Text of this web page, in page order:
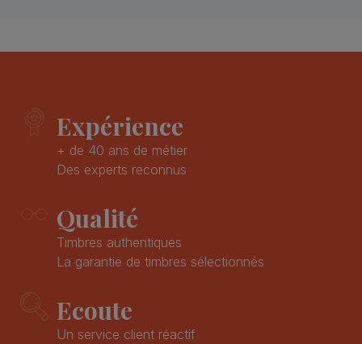
Expérience
+ de 40 ans de métier
Des experts reconnus
Qualité
Timbres authentiques
La garantie de timbres sélectionnés
Ecoute
Un service client réactif